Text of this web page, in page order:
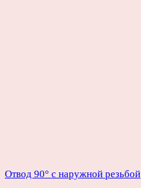
Отвод 90° с наружной резьбой